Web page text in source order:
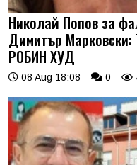
Николай Попов за
Димитър
РОБИН ХУД
08 Aug 18:08 0